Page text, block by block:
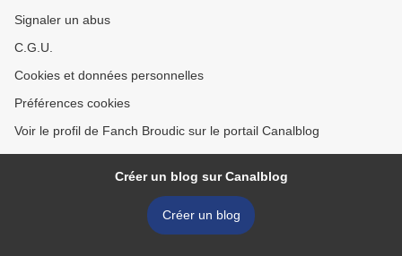
Signaler un abus
C.G.U.
Cookies et données personnelles
Préférences cookies
Voir le profil de Fanch Broudic sur le portail Canalblog
Créer un blog sur Canalblog
Créer un blog